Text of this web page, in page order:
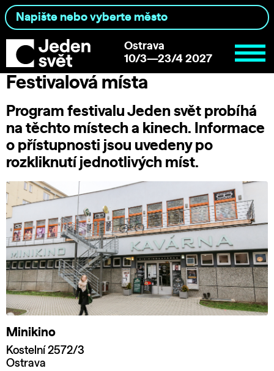
Ostrava
10/3—23/4 2027
Festivalová místa
Program festivalu Jeden svět probíhá
na těchto místech a kinech. Informace
o přístupnosti jsou uvedeny po
rozkliknutí jednotlivých míst.
Minikino
Kostelní 2572/3
Ostrava